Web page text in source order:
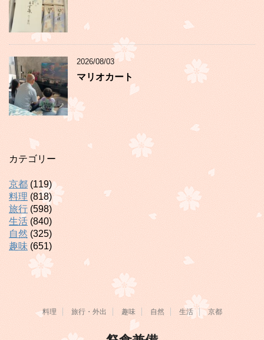
2026/08/03
マリオカート
カテゴリー
京都 (119)
料理 (818)
旅行 (598)
生活 (840)
自然 (325)
趣味 (651)
料理 旅行・外出 趣味 自然 生活 京都